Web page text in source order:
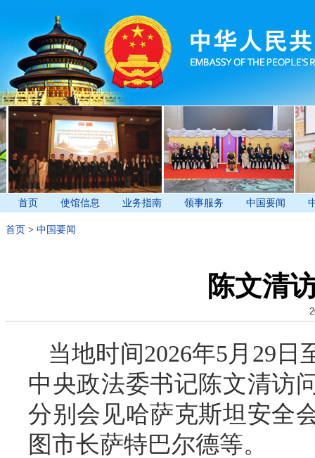
首页 使馆信息 业务指南 领事服务 中国要闻
首页 > 中国要闻
陈文清
当地时间2026年5月29
中央政法委书记陈文清访
分别会见哈萨克斯坦安全
图市长萨特巴尔德等。